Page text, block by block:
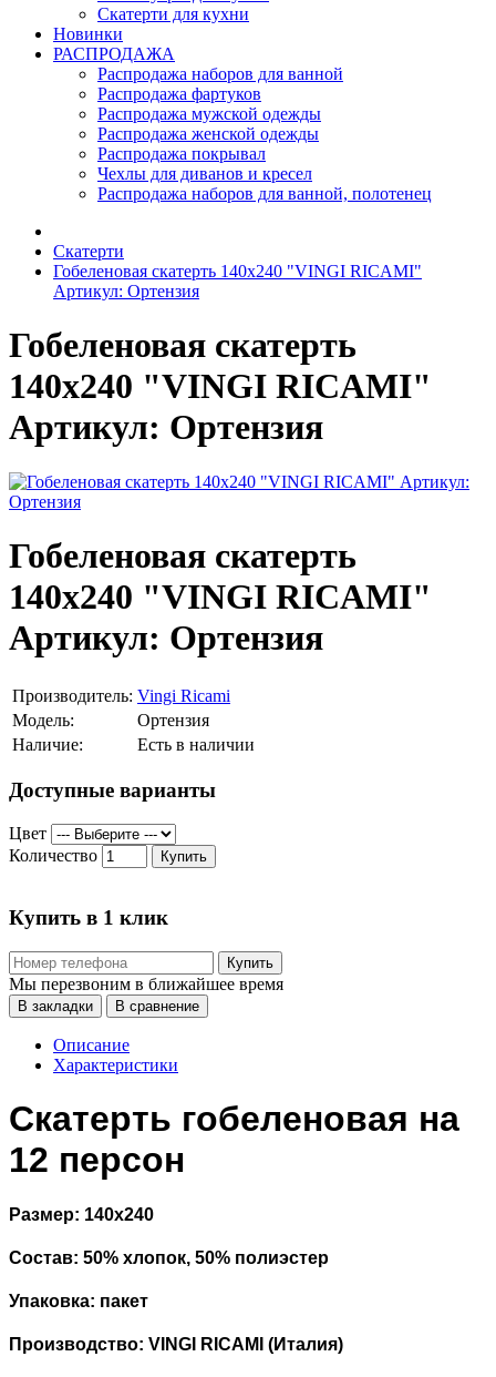
Скатерти для кухни
Новинки
РАСПРОДАЖА
Распродажа наборов для ванной
Распродажа фартуков
Распродажа мужской одежды
Распродажа женской одежды
Распродажа покрывал
Чехлы для диванов и кресел
Распродажа наборов для ванной, полотенец
Скатерти
Гобеленовая скатерть 140х240 "VINGI RICAMI"
Артикул: Ортензия
Гобеленовая скатерть
140х240 "VINGI RICAMI"
Артикул: Ортензия
Гобеленовая скатерть
140х240 "VINGI RICAMI"
Артикул: Ортензия
Производитель: Vingi Ricami
Модель:
Ортензия
Наличие:
Есть в наличии
Доступные варианты
Цвет
Количество
Купить
Купить в 1 клик
Купить
Мы перезвоним в ближайшее время
В закладки В сравнение
Описание
Характеристики
Скатерть гобеленовая на
12 персон
Размер: 140х240
Состав: 50% хлопок, 50% полиэстер
Упаковка: пакет
Производство: VINGI RICAMI (Италия)